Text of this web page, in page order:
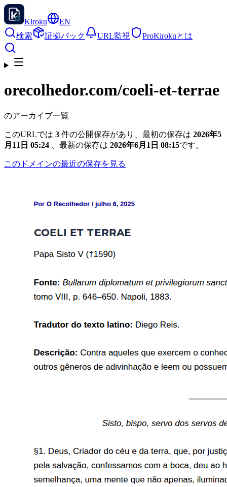
Kiroku
EN
検索
証拠パック URL監視 ProKirokuとは
orecolhedor.com/coeli-et-terrae
のアーカイブ一覧
このURLでは 3 件の公開保存があり、最初の保存は 2026年5
月11日 05:24
、最新の保存は 2026年6月1日 08:15です。
このドメインの最近の保存を見る